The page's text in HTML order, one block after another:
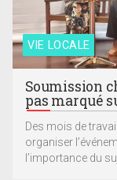
VIE LOCALE
Soumission
pas marqué
Des mois de
organiser
l’importance du